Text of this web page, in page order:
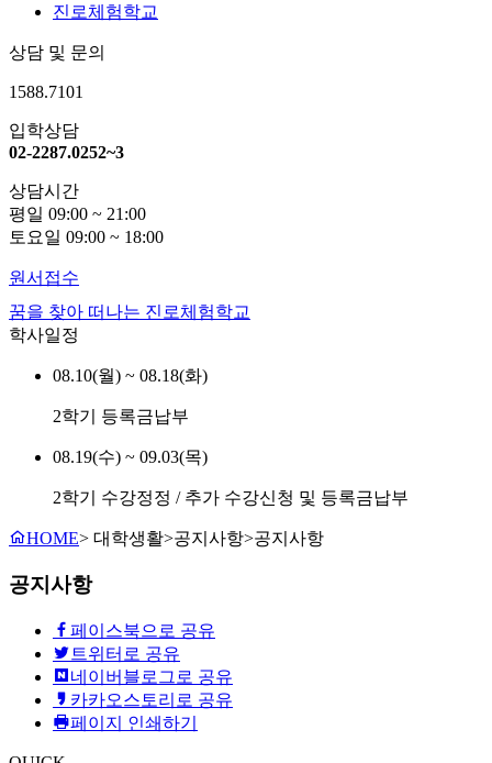
진로체험학교
상담 및 문의
1588.7101
입학상담
02-2287.0252~3
상담시간
평일 09:00 ~ 21:00
토요일 09:00 ~ 18:00
원서접수
꿈을 찾아 떠나는 진로체험학교
학사일정
08.10(월) ~ 08.18(화)
2학기 등록금납부
08.19(수) ~ 09.03(목)
2학기 수강정정 / 추가 수강신청 및 등록금납부
HOME> 대학생활>공지사항>공지사항
공지사항
페이스북으로 공유
트위터로 공유
네이버블로그로 공유
카카오스토리로 공유
페이지 인쇄하기